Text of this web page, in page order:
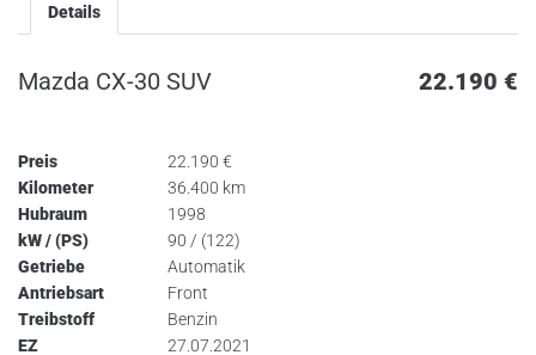
Details
Mazda CX-30 SUV 22.190 €
Preis 22.190€
Kilometer
36.400 km
Hubraum
1998
kW / (PS)
90 / (122)
Getriebe
Automatik
Antriebsart
Front
Treibstoff
Benzin
EZ
27.07.2021